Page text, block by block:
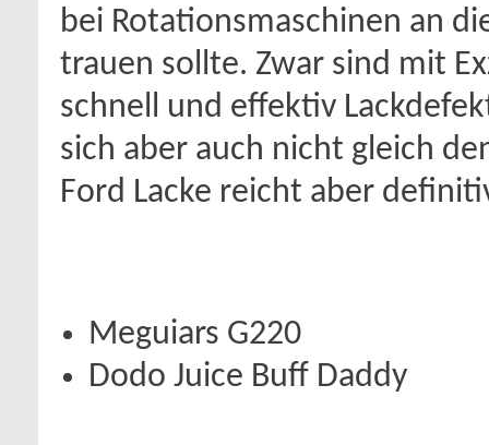
bei Rotationsmaschinen an
trauen sollte. Zwar sind mit
schnell und effektiv
sich aber auch nicht gleich
Ford Lacke reicht aber
Meguiars G220
Dodo Juice Buff Daddy